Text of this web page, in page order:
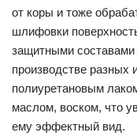
от коры и тоже
шлифовки
защитными
производстве разных
полиуретановым
маслом, воском, что
ему эффектный вид.